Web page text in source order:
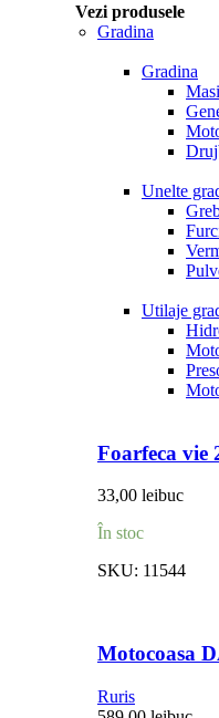
Vezi produsele
Gradina
Gradina
Unelte
Utilaje
Foarfeca vie
33,00 leibuc
În stoc
SKU: 11544
Motocoasa
Ruris